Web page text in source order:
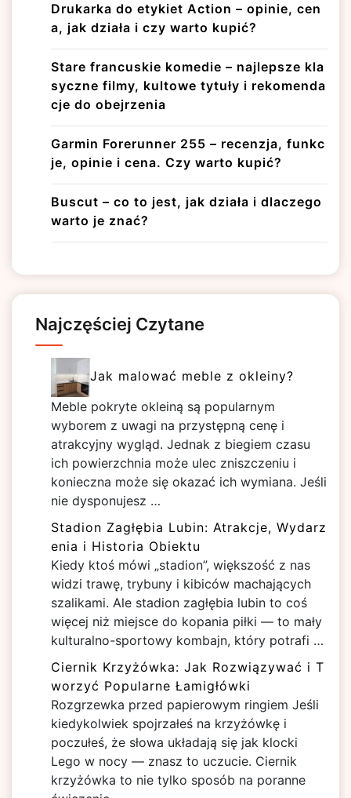
Drukarka do etykiet Action – opinie, cen
a, jak działa i czy warto kupić?
Stare francuskie komedie – najlepsze kla
syczne filmy, kultowe tytuły i rekomenda
cje do obejrzenia
Garmin Forerunner 255 – recenzja, funkc
je, opinie i cena. Czy warto kupić?
Buscut – co to jest, jak działa i dlaczego
warto je znać?
Najczęściej Czytane
Jak malować meble z okleiny?
Meble pokryte okleiną są popularnym
wyborem z uwagi na przystępną cenę i
atrakcyjny wygląd. Jednak z biegiem czasu
ich powierzchnia może ulec zniszczeniu i
konieczna może się okazać ich wymiana. Jeśli
nie dysponujesz …
Stadion Zagłębia Lubin: Atrakcje, Wydarz
enia i Historia Obiektu
Kiedy ktoś mówi „stadion”, większość z nas
widzi trawę, trybuny i kibiców machających
szalikami. Ale stadion zagłębia lubin to coś
więcej niż miejsce do kopania piłki — to mały
kulturalno-sportowy kombajn, który potrafi …
Ciernik Krzyżówka: Jak Rozwiązywać i T
worzyć Popularne Łamigłówki
Rozgrzewka przed papierowym ringiem Jeśli
kiedykolwiek spojrzałeś na krzyżówkę i
poczułeś, że słowa układają się jak klocki
Lego w nocy — znasz to uczucie. Ciernik
krzyżówka to nie tylko sposób na poranne